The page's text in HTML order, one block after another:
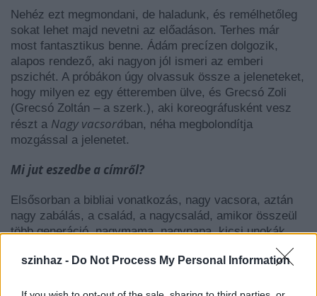
szinhaz - Do Not Process My Personal Information
Nehéz ezt megmondani, de haladunk, és remélhetőleg
sokat lehet majd nevetni az előadáson. Terhes már
most fantasztikus benne. Ádám precízen dolgozik,
alapos rendező, aki nagyon jól ismeri az emberi
pszichét. A próbákon úgy olvassuk össze a jeleneteket,
hogy milyen ez egy étteremben ülve, és Grecsó Zoli
(Grecsó Zoltán – a szerk.), aki koreográfusként vesz
részt a Nagy vacsorá ban, néha megbolondítja
mozgással a jelenetet.
Mi jut eszedbe a címről?
Elsősorban a bibliai vonatkozás, nagy vacsora, aztán
nagy zabálás, a család, a nagycsalád, amikor összeül
több generáció, nagymama, nagypapa, kicsi unokák.
Mit lehet elárulni a történetről?
Egy család életéről, és az ezzel járó dolgokról, például